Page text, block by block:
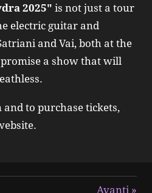
2025" is not just a tour
electric guitar and
and Vai, both at the
a show that will
to purchase tickets,
Avanti»